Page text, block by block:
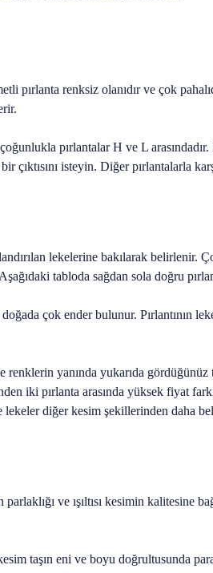
pırlanta renksiz olanıdır ve çok
pırlantalar H ve L
çıktısını isteyin. Diğer pırlantalarla
lekelerine bakılarak
tabloda sağdan sola doğru
çok ender bulunur. Pırlantının
yanında yukarıda
iki pırlanta arasında yüksek fiyat
diğer kesim şekillerinden daha
parlaklığı ve ışıltısı kesimin
taşın eni ve boyu doğrultusunda